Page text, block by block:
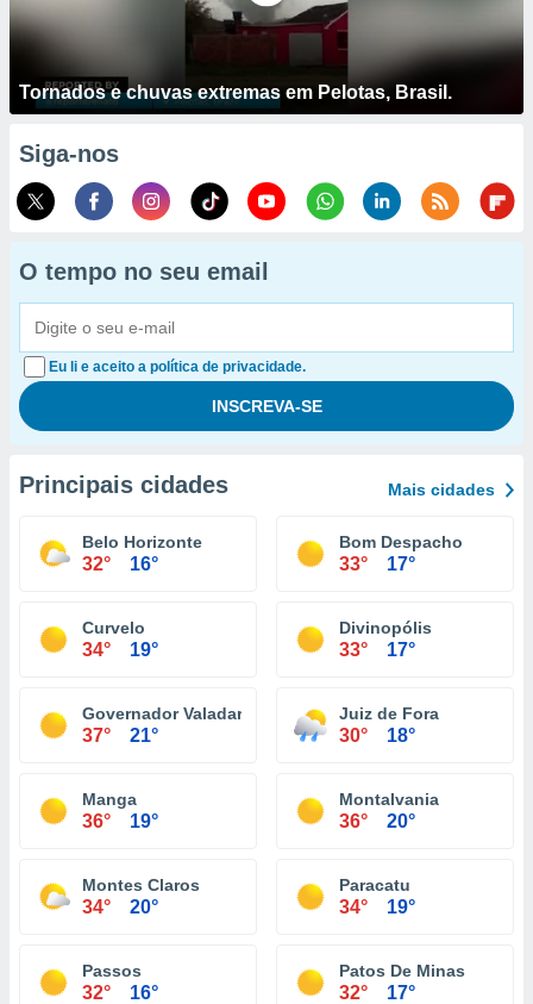
Tornados e chuvas extremas em Pelotas, Brasil.
Siga-nos
O tempo no seu email
Eu li e aceito a política de privacidade.
Principais cidades Mais cidades
Belo Horizonte
32° 16°
Bom Despacho
33° 17°
Curvelo
34° 19°
Divinopólis
33° 17°
Governador Valadares
37° 21°
Juiz de Fora
30° 18°
Manga
36° 19°
Montalvania
36° 20°
Montes Claros
34° 20°
Paracatu
34° 19°
Passos
32° 16°
Patos De Minas
32° 17°